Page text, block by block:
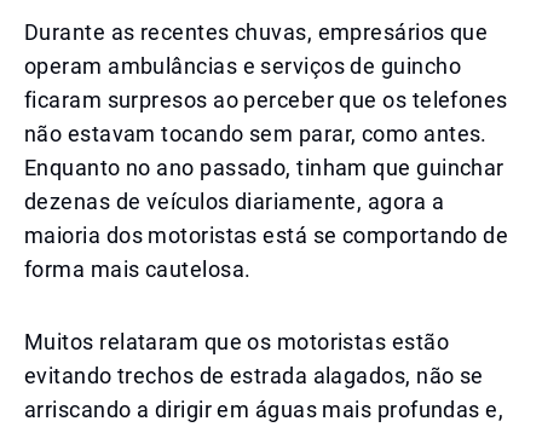
Durante as recentes chuvas, empresários que
operam ambulâncias e serviços de guincho
ficaram surpresos ao perceber que os telefones
não estavam tocando sem parar, como antes.
Enquanto no ano passado, tinham que guinchar
dezenas de veículos diariamente, agora a
maioria dos motoristas está se comportando de
forma mais cautelosa.
Muitos relataram que os motoristas estão
evitando trechos de estrada alagados, não se
arriscando a dirigir em águas mais profundas e,